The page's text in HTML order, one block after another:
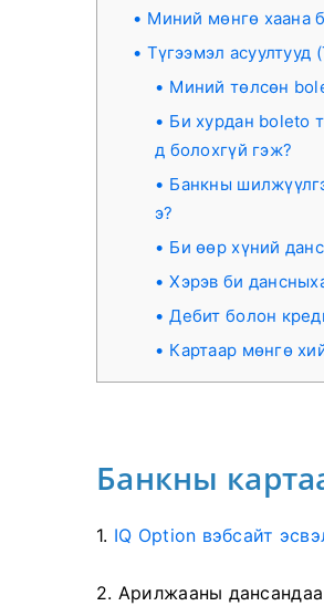
Миний мөнгө хаана
Түгээмэл асуултууд
Миний төлсөн
Би хурдан boleto
д болохгүй гэж?
Банкны
э?
Би өөр хүний
Хэрэв би
Дебит болон
Картаар мөнгө
Банкны
1. IQ Option вэбсайт
2. Арилжааны дансандаа